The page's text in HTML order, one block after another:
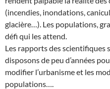
(incendies, inondations,
glacière…). Les populations,
défi qui les attend.
Les rapports des scientifiques
disposons de peu d’années
modifier l’urbanisme et les
populations….